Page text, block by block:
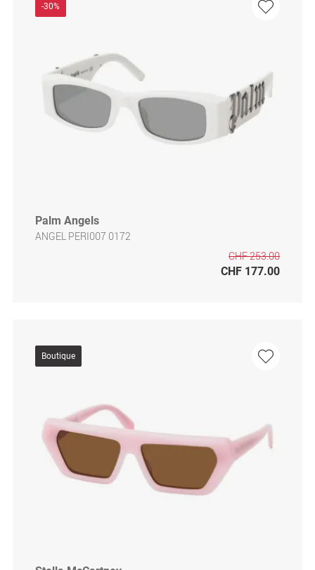
-30%
Palm Angels
ANGEL PERI007 0172
CHF 253.00
CHF 177.00
Boutique